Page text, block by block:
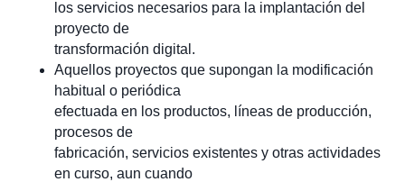
los servicios necesarios para la implantación del
proyecto de
transformación digital.
Aquellos proyectos que supongan la modificación
habitual o periódica
efectuada en los productos, líneas de producción,
procesos de
fabricación, servicios existentes y otras actividades
en curso, aun cuando